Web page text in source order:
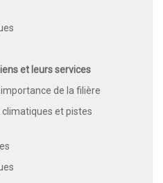
et leurs services
de la filière
et pistes